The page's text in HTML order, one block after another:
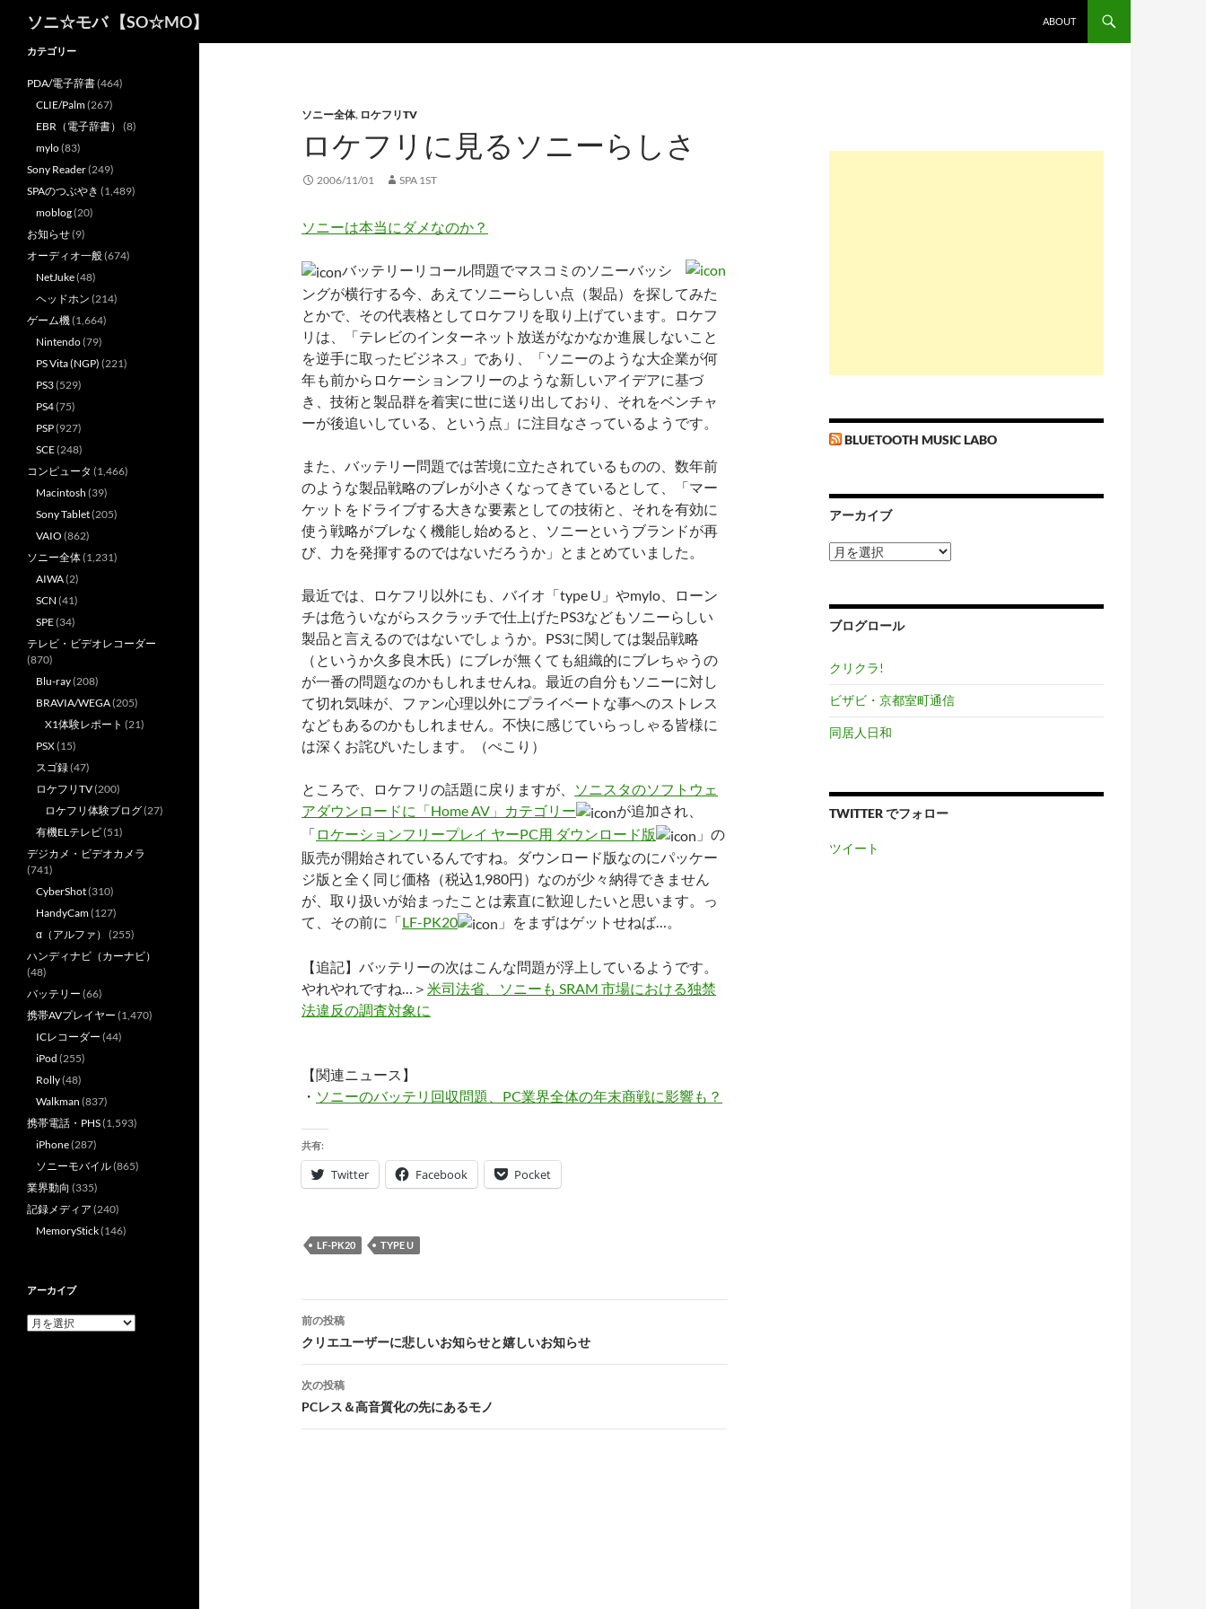
ソニ☆モバ 【SO☆MO】
ABOUT
ソニー全体, ロケフリTV
ロケフリに見るソニーらしさ
2006/11/01 SPA 1ST
ソニーは本当にダメなのか？
バッテリーリコール問題でマスコミのソニーバッシ
ングが横行する今、あえてソニーらしい点（製品）を探してみた
とかで、その代表格としてロケフリを取り上げています。ロケフ
リは、「テレビのインターネット放送がなかなか進展しないこと
を逆手に取ったビジネス」であり、「ソニーのような大企業が何
年も前からロケーションフリーのような新しいアイデアに基づ
き、技術と製品群を着実に世に送り出しており、それをベンチャ
ーが後追いしている、という点」に注目なさっているようです。
また、バッテリー問題では苦境に立たされているものの、数年前
のような製品戦略のブレが小さくなってきているとして、「マー
ケットをドライブする大きな要素としての技術と、それを有効に
使う戦略がブレなく機能し始めると、ソニーというブランドが再
び、力を発揮するのではないだろうか」とまとめていました。
最近では、ロケフリ以外にも、バイオ「type U」やmylo、ローン
チは危ういながらスクラッチで仕上げたPS3などもソニーらしい
製品と言えるのではないでしょうか。PS3に関しては製品戦略
（というか久多良木氏）にブレが無くても組織的にブレちゃうの
が一番の問題なのかもしれませんね。最近の自分もソニーに対し
て切れ気味が、ファン心理以外にプライベートな事へのストレス
などもあるのかもしれません。不快に感じていらっしゃる皆様に
は深くお詫びいたします。（ぺこり）
ところで、ロケフリの話題に戻りますが、
ソニスタのソフトウェ
アダウンロードに「Home AV」カテゴリー
が追加され、
「 ロケーションフリープレイ ヤーPC用 ダウンロード版
」の
販売が開始されているんですね。ダウンロード版なのにパッケー
ジ版と全く同じ価格（税込1,980円）なのが少々納得できません
が、取り扱いが始まったことは素直に歓迎したいと思います。っ
て、その前に「LF-PK20 」をまずはゲットせねば…。
【追記】バッテリーの次はこんな問題が浮上しているようです。
やれやれですね…＞ 米司法省、ソニーも SRAM 市場における独禁
法違反の調査対象に
【関連ニュース】
・ ソニーのバッテリ回収問題、PC業界全体の年末商戦に影響も？
共有:
Twitter Facebook Pocket
LF-PK20 TYPE U
投
稿
ナ
ビ
ゲ
前の投稿
クリエユーザーに悲しいお知らせと嬉しいお知らせ
次の投稿
PCレス＆高音質化の先にあるモノ
BLUETOOTH MUSIC LABO
アーカイブ
ア
ー
ブ
ブログロール
クリクラ!
ビザビ・京都室町通信
同居人日和
TWITTER でフォロー
ツイート
カテゴリー
PDA/電子辞書(464)
CLIE/Palm(267)
EBR（電子辞書） (8)
mylo(83)
Sony Reader(249)
SPAのつぶやき (1,489)
moblog(20)
お知らせ(9)
オーディオ一般(674)
NetJuke(48)
ヘッドホン (214)
ゲーム機(1,664)
Nintendo(79)
PS Vita (NGP) (221)
PS3(529)
PS4(75)
PSP(927)
SCE(248)
コンピュータ (1,466)
Macintosh (39)
Sony Tablet(205)
VAIO (862)
ソニー全体(1,231)
AIWA(2)
SCN (41)
SPE(34)
テレビ・ビデオレコーダー
(870)
Blu-ray(208)
BRAVIA/WEGA(205)
X1体験レポート (21)
PSX(15)
スゴ録(47)
ロケフリTV(200)
ロケフリ体験ブログ(27)
有機ELテレビ(51)
デジカメ・ビデオカメラ
(741)
CyberShot(310)
HandyCam(127)
α（アルファ） (255)
ハンディナビ（カーナビ）
(48)
バッテリー (66)
携帯AVプレイヤー (1,470)
ICレコーダー (44)
iPod (255)
Rolly(48)
Walkman (837)
携帯電話・PHS(1,593)
iPhone(287)
ソニーモバイル(865)
業界動向 (335)
記録メディア (240)
MemoryStick(146)
アーカイブ
ア